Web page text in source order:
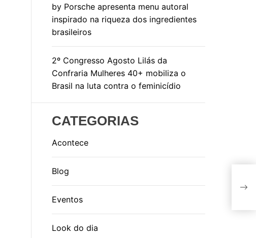
by Porsche apresenta menu autoral
inspirado na riqueza dos ingredientes
brasileiros
2º Congresso Agosto Lilás da
Confraria Mulheres 40+ mobiliza o
Brasil na luta contra o feminicídio
CATEGORIAS
Acontece
Blog
Eventos
Look do dia
de